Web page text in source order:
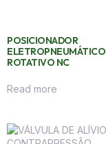
POSICIONADOR
ELETROPNEUMÁTICO
ROTATIVO NC
Read more